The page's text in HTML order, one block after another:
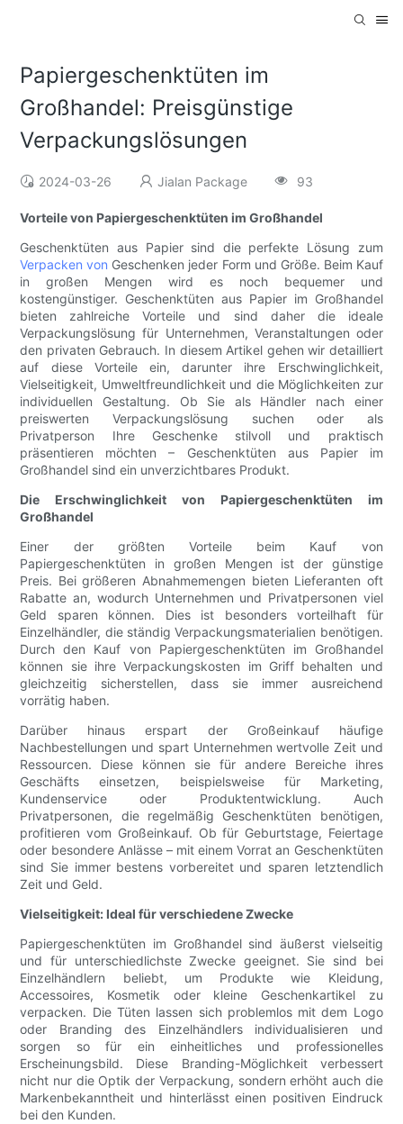
Papiergeschenktüten im
Großhandel: Preisgünstige
Verpackungslösungen
2024-03-26 Jialan Package 93
Vorteile von Papiergeschenktüten im Großhandel
Geschenktüten aus Papier sind die perfekte Lösung zum
Verpacken von Geschenken jeder Form und Größe. Beim Kauf
in großen Mengen wird es noch bequemer und
kostengünstiger. Geschenktüten aus Papier im Großhandel
bieten zahlreiche Vorteile und sind daher die ideale
Verpackungslösung für Unternehmen, Veranstaltungen oder
den privaten Gebrauch. In diesem Artikel gehen wir detailliert
auf diese Vorteile ein, darunter ihre Erschwinglichkeit,
Vielseitigkeit, Umweltfreundlichkeit und die Möglichkeiten zur
individuellen Gestaltung. Ob Sie als Händler nach einer
preiswerten Verpackungslösung suchen oder als
Privatperson Ihre Geschenke stilvoll und praktisch
präsentieren möchten – Geschenktüten aus Papier im
Großhandel sind ein unverzichtbares Produkt.
Die Erschwinglichkeit von Papiergeschenktüten im
Großhandel
Einer der größten Vorteile beim Kauf von
Papiergeschenktüten in großen Mengen ist der günstige
Preis. Bei größeren Abnahmemengen bieten Lieferanten oft
Rabatte an, wodurch Unternehmen und Privatpersonen viel
Geld sparen können. Dies ist besonders vorteilhaft für
Einzelhändler, die ständig Verpackungsmaterialien benötigen.
Durch den Kauf von Papiergeschenktüten im Großhandel
können sie ihre Verpackungskosten im Griff behalten und
gleichzeitig sicherstellen, dass sie immer ausreichend
vorrätig haben.
Darüber hinaus erspart der Großeinkauf häufige
Nachbestellungen und spart Unternehmen wertvolle Zeit und
Ressourcen. Diese können sie für andere Bereiche ihres
Geschäfts einsetzen, beispielsweise für Marketing,
Kundenservice oder Produktentwicklung. Auch
Privatpersonen, die regelmäßig Geschenktüten benötigen,
profitieren vom Großeinkauf. Ob für Geburtstage, Feiertage
oder besondere Anlässe – mit einem Vorrat an Geschenktüten
sind Sie immer bestens vorbereitet und sparen letztendlich
Zeit und Geld.
Vielseitigkeit: Ideal für verschiedene Zwecke
Papiergeschenktüten im Großhandel sind äußerst vielseitig
und für unterschiedlichste Zwecke geeignet. Sie sind bei
Einzelhändlern beliebt, um Produkte wie Kleidung,
Accessoires, Kosmetik oder kleine Geschenkartikel zu
verpacken. Die Tüten lassen sich problemlos mit dem Logo
oder Branding des Einzelhändlers individualisieren und
sorgen so für ein einheitliches und professionelles
Erscheinungsbild. Diese Branding-Möglichkeit verbessert
nicht nur die Optik der Verpackung, sondern erhöht auch die
Markenbekanntheit und hinterlässt einen positiven Eindruck
bei den Kunden.